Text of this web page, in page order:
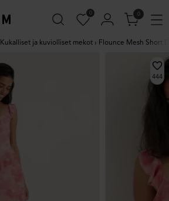
0 0
Kukalliset ja kuviolliset mekot › Flounce Mesh Short
444